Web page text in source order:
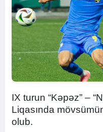
IX turun “Kəpəz” –
Liqasında
olub.